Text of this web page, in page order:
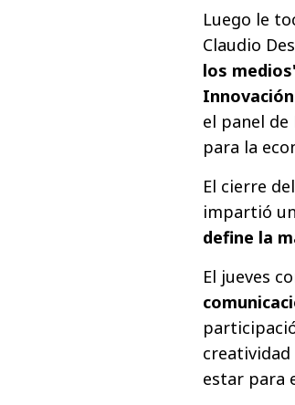
Luego le
Claudio
los
Innovación
el panel de
para la
El cierre
impartió
define la
El jueves
estar para